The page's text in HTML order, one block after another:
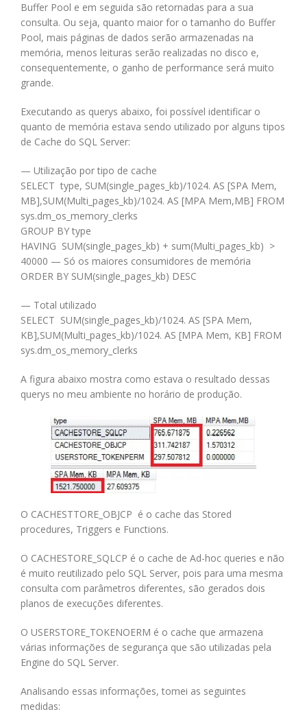
Buffer Pool e em seguida são retornadas para a sua
consulta. Ou seja, quanto maior for o tamanho do Buffer
Pool, mais páginas de dados serão armazenadas na
memória, menos leituras serão realizadas no disco e,
consequentemente, o ganho de performance será muito
grande.
Executando as querys abaixo, foi possível identificar o
quanto de memória estava sendo utilizado por alguns tipos
de Cache do SQL Server:
— Utilização por tipo de cache
SELECT type, SUM(single_pages_kb)/1024. AS [SPA Mem,
MB],SUM(Multi_pages_kb)/1024. AS [MPA Mem,MB] FROM
sys.dm_os_memory_clerks
GROUP BY type
HAVING SUM(single_pages_kb) + sum(Multi_pages_kb) >
40000 — Só os maiores consumidores de memória
ORDER BY SUM(single_pages_kb) DESC
— Total utilizado
SELECT SUM(single_pages_kb)/1024. AS [SPA Mem,
KB],SUM(Multi_pages_kb)/1024. AS [MPA Mem, KB] FROM
sys.dm_os_memory_clerks
A figura abaixo mostra como estava o resultado dessas
querys no meu ambiente no horário de produção.
O CACHESTTORE_OBJCP é o cache das Stored
procedures, Triggers e Functions.
O CACHESTORE_SQLCP é o cache de Ad-hoc queries e não
é muito reutilizado pelo SQL Server, pois para uma mesma
consulta com parâmetros diferentes, são gerados dois
planos de execuções diferentes.
O USERSTORE_TOKENOERM é o cache que armazena
várias informações de segurança que são utilizadas pela
Engine do SQL Server.
Analisando essas informações, tomei as seguintes
medidas: